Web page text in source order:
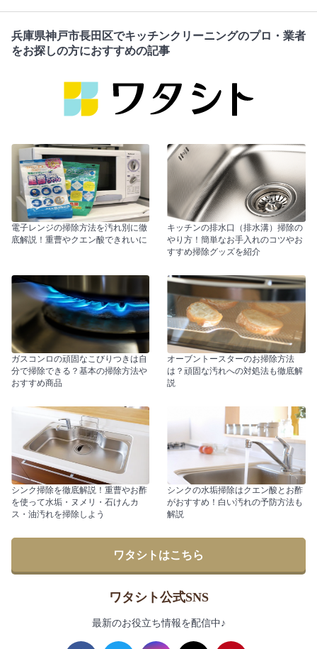
兵庫県神戸市長田区でキッチンクリーニングのプロ・業者
をお探しの方におすすめの記事
電子レンジの掃除方法を汚れ別に徹
底解説！重曹やクエン酸できれいに
キッチンの排水口（排水溝）掃除の
やり方！簡単なお手入れのコツやお
すすめ掃除グッズを紹介
ガスコンロの頑固なこびりつきは自
分で掃除できる？基本の掃除方法や
おすすめ商品
オーブントースターのお掃除方法
は？頑固な汚れへの対処法も徹底解
説
シンク掃除を徹底解説！重曹やお酢
を使って水垢・ヌメリ・石けんカ
ス・油汚れを掃除しよう
シンクの水垢掃除はクエン酸とお酢
がおすすめ！白い汚れの予防方法も
解説
ワタシトはこちら
ワタシト公式SNS
最新のお役立ち情報を配信中♪